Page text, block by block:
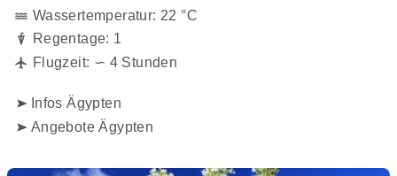
Wassertemperatur: 22 °C
Regentage: 1
Flugzeit: ∽ 4 Stunden
Infos Ägypten
Angebote Ägypten